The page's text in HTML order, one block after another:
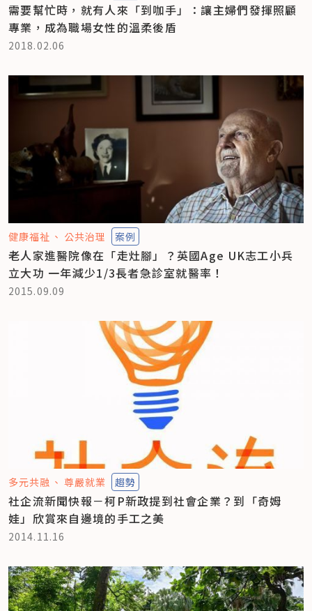
需要幫忙時，就有人來「到咖手」：讓主婦們發揮照顧
專業，成為職場女性的溫柔後盾
2018.02.06
健康福祉 公共治理 案例
老人家進醫院像在「走灶腳」？英國Age UK志工小兵
立大功 一年減少1/3長者急診室就醫率！
2015.09.09
多元共融 尊嚴就業 趨勢
社企流新聞快報－柯P新政提到社會企業？到「奇姆
娃」欣賞來自邊境的手工之美
2014.11.16